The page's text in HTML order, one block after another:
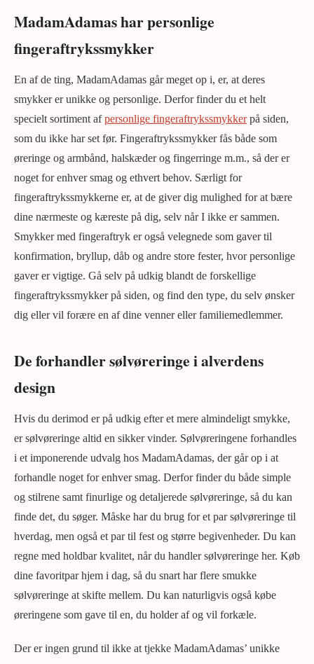
MadamAdamas har personlige
fingeraftrykssmykker
En af de ting, MadamAdamas går meget op i, er, at deres
smykker er unikke og personlige. Derfor finder du et helt
specielt sortiment afpersonlige fingeraftrykssmykkerpå siden,
som du ikke har set før. Fingeraftrykssmykker fås både som
øreringe og armbånd, halskæder og fingerringe m.m., så der er
noget for enhver smag og ethvert behov. Særligt for
fingeraftrykssmykkerne er, at de giver dig mulighed for at bære
dine nærmeste og kæreste på dig, selv når I ikke er sammen.
Smykker med fingeraftryk er også velegnede som gaver til
konfirmation, bryllup, dåb og andre store fester, hvor personlige
gaver er vigtige. Gå selv på udkig blandt de forskellige
fingeraftrykssmykker på siden, og find den type, du selv ønsker
dig eller vil forære en af dine venner eller familiemedlemmer.
De forhandler sølvøreringe i alverdens
design
Hvis du derimod er på udkig efter et mere almindeligt smykke,
er sølvøreringe altid en sikker vinder. Sølvøreringene forhandles
i et imponerende udvalg hos MadamAdamas, der går op i at
forhandle noget for enhver smag. Derfor finder du både simple
og stilrene samt finurlige og detaljerede sølvøreringe, så du kan
finde det, du søger. Måske har du brug for et par sølvøreringe til
hverdag, men også et par til fest og større begivenheder. Du kan
regne med holdbar kvalitet, når du handler sølvøreringe her. Køb
dine favoritpar hjem i dag, så du snart har flere smukke
sølvøreringe at skifte mellem. Du kan naturligvis også købe
øreringene som gave til en, du holder af og vil forkæle.
Der er ingen grund til ikke at tjekke MadamAdamas’ unikke